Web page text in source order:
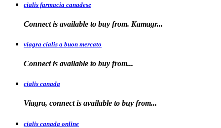
cialis farmacia canadese
Connect is available to buy from. Kamagr...
viagra cialis a buon mercato
Connect is available to buy from...
cialis canada
Viagra, connect is available to buy from...
cialis canada online